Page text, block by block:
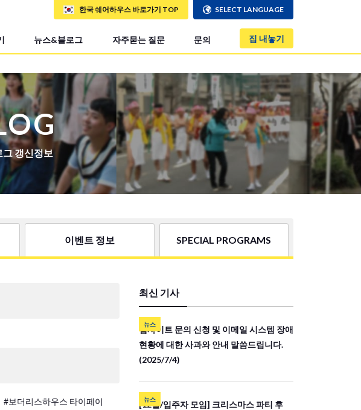
뉴스&블로그 자주묻는 질문 문의 집 내놓기
한국 쉐어하우스 바로가기 TOP SELECT LANGUAGE
그 갱신정보
이벤트 정보 SPECIAL PROGRAMS
#보더리스하우스 타이페이
최신 기사
뉴스
웹사이트 문의 신청 및 이메일 시스템 장애
현황에 대한 사과와 안내 말씀드립니다.
(2025/7/4)
뉴스
[12월/입주자 모임] 크리스마스 파티 후